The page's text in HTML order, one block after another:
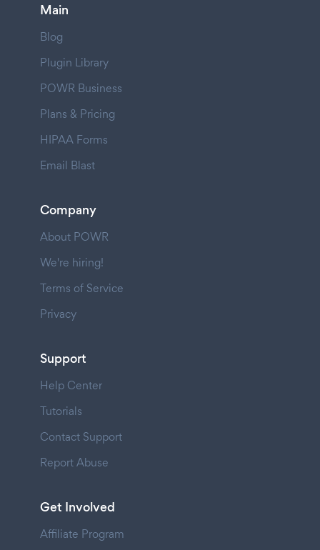
Main
Blog
Plugin Library
POWR Business
Plans & Pricing
HIPAA Forms
Email Blast
Company
About POWR
We're hiring!
Terms of Service
Privacy
Support
Help Center
Tutorials
Contact Support
Report Abuse
Get Involved
Affiliate Program